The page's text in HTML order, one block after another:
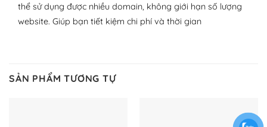
WordPress đa dạng plugin và themes
dàng thiết lập vì thực tế nó đã cung cấp khoảng 60%
toàn bộ web.
thể sử dụng được nhiều domain, không giới hạn số lượng
website. Giúp bạn tiết kiệm chi phí và thời gian
SẢN PHẨM TƯƠNG TỰ